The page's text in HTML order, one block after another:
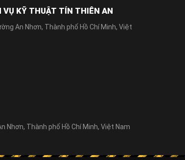
KỸ THUẬT TÍN THIÊN AN
An Nhơn, Thành phố Hồ Chí Minh, Việt
Nhơn, Thành phố Hồ Chí Minh, Việt Nam